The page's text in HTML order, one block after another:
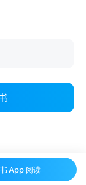
App 阅读